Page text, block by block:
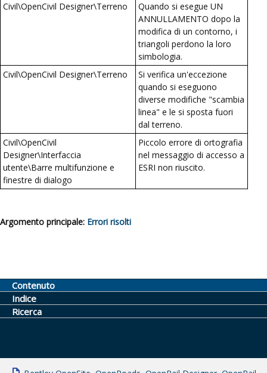
Civil\OpenCivil Designer\Terreno
Quando si esegue UN
ANNULLAMENTO dopo la
modifica di un contorno, i
triangoli perdono la loro
simbologia.
Civil\OpenCivil Designer\Terreno
Si verifica un'eccezione
quando si eseguono
diverse modifiche "scambia
linea" e le si sposta fuori
dal terreno.
Civil\OpenCivil
Designer\Interfaccia
utente\Barre multifunzione e
finestre di dialogo
Piccolo errore di ortografia
nel messaggio di accesso a
ESRI non riuscito.
Argomento principale: Errori risolti
Contenuto
Indice
Ricerca